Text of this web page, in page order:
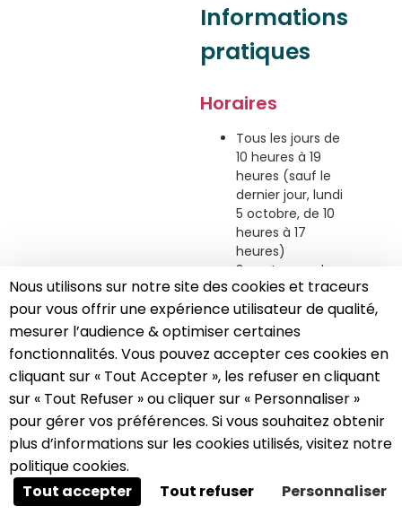
Informations
pratiques
Horaires
Tous les jours de
10 heures à 19
heures (sauf le
dernier jour, lundi
5 octobre, de 10
heures à 17
heures)
3 nocturnes : le
samedi 26
septembre, le
vendredi 2 et le
samedi 3
octobre, de 10
heures à 22
heures
Tarifs
Entrée adultes
A propos des cookies sur ce site
Ce site utilise des cookies visant à améliorer votre
expérience.
Nous utilisons sur notre site des cookies et traceurs
pour vous offrir une expérience utilisateur de qualité,
mesurer l’audience & optimiser certaines
fonctionnalités. Vous pouvez accepter ces cookies en
cliquant sur « Tout Accepter », les refuser en cliquant
sur « Tout Refuser » ou cliquer sur « Personnaliser »
pour gérer vos préférences. Si vous souhaitez obtenir
plus d’informations sur les cookies utilisés, visitez notre
politique cookies.
Tout accepter
Tout refuser Personnaliser